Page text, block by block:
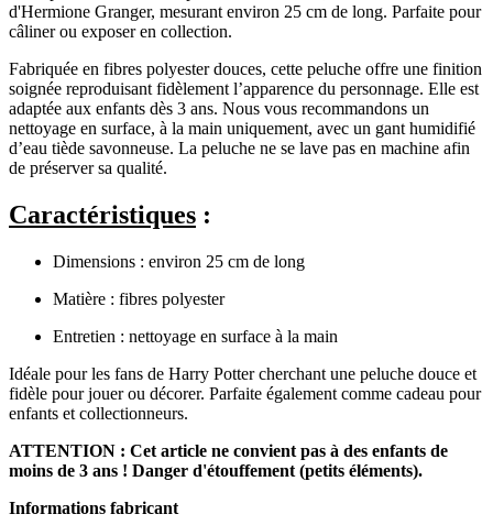
d'Hermione Granger, mesurant environ 25 cm de long. Parfaite pour
câliner ou exposer en collection.
Fabriquée en fibres polyester douces, cette peluche offre une finition
soignée reproduisant fidèlement l’apparence du personnage. Elle est
adaptée aux enfants dès 3 ans. Nous vous recommandons un
nettoyage en surface, à la main uniquement, avec un gant humidifié
d’eau tiède savonneuse. La peluche ne se lave pas en machine afin
de préserver sa qualité.
Caractéristiques :
Dimensions : environ 25 cm de long
Matière : fibres polyester
Entretien : nettoyage en surface à la main
Idéale pour les fans de Harry Potter cherchant une peluche douce et
fidèle pour jouer ou décorer. Parfaite également comme cadeau pour
enfants et collectionneurs.
ATTENTION : Cet article ne convient pas à des enfants de
moins de 3 ans ! Danger d'étouffement (petits éléments).
Informations fabricant